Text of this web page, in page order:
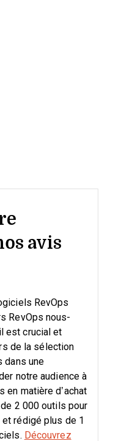
avis
RevOps
RevOps nous-
est crucial et
de la sélection
dans une
notre audience à
en matière d’achat
2 000 outils pour
rédigé plus de 1
Découvrez